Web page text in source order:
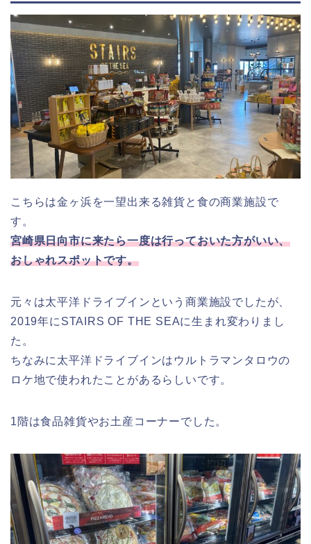
こちらは金ヶ浜を一望出来る雑貨と食の商業施設で
す。
宮崎県日向市に来たら一度は行っておいた方がいい、
おしゃれスポットです。
元々は太平洋ドライブインという商業施設でしたが、
2019年にSTAIRS OF THE SEAに生まれ変わりまし
た。
ちなみに太平洋ドライブインはウルトラマンタロウの
ロケ地で使われたことがあるらしいです。
1階は食品雑貨やお土産コーナーでした。